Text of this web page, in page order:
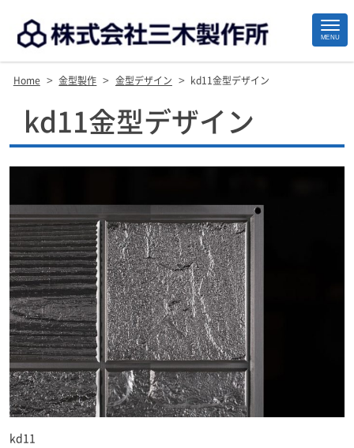
MENU
Home > 金型製作 > 金型デザイン > kd11金型デザイン
kd11金型デザイン
kd11
Site
Footer